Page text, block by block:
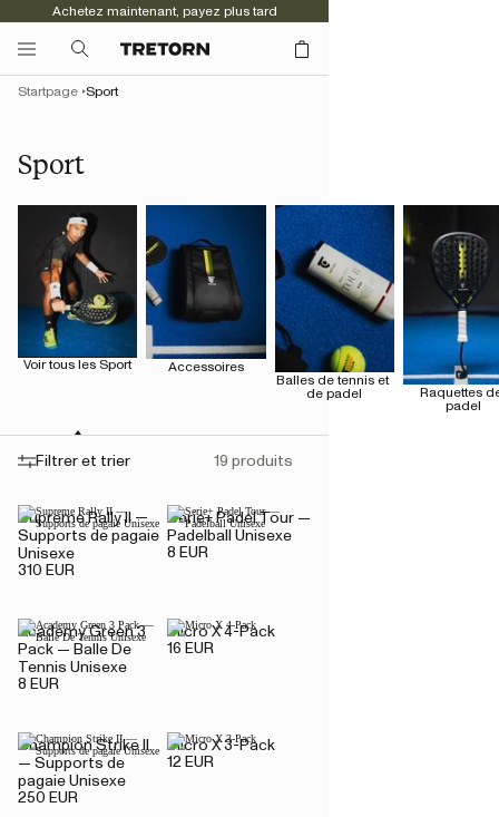
Achetez maintenant, payez plus tard
Sport
Startpage Sport
Voir tous les Sport
Accessoires
Balles de tennis et
de padel
Raquettes
padel
Filtrer et trier 19 produits
Supreme Rally II —
Supports de pagaie
Unisexe
310 EUR
Serie+ Padel Tour —
Padelball Unisexe
8 EUR
Academy Green 3
Pack — Balle De
Tennis Unisexe
8 EUR
Micro X 4-Pack
16 EUR
Champion Strike II
— Supports de
pagaie Unisexe
250 EUR
Micro X 3-Pack
12 EUR